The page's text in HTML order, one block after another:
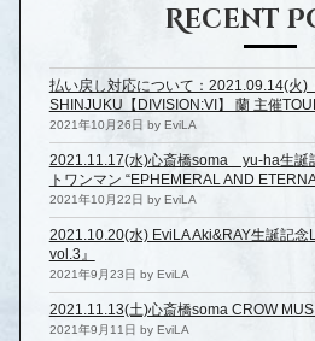
Recent
払い戻し対応について：2021.09.14(火
SHINJUKU【DIVISION:VI】 蘭 主催
2021年10月26日 by EviLA
2021.11.17(水)心斎橋soma yu-ha生誕
トワンマン “EPHEMERAL AND
2021年10月22日 by EviLA
2021.10.20(水) EviLA Aki&RAY生誕記
vol.3』
2021年9月23日 by EviLA
2021.11.13(土)心斎橋soma CROW
2021年9月11日 by EviLA